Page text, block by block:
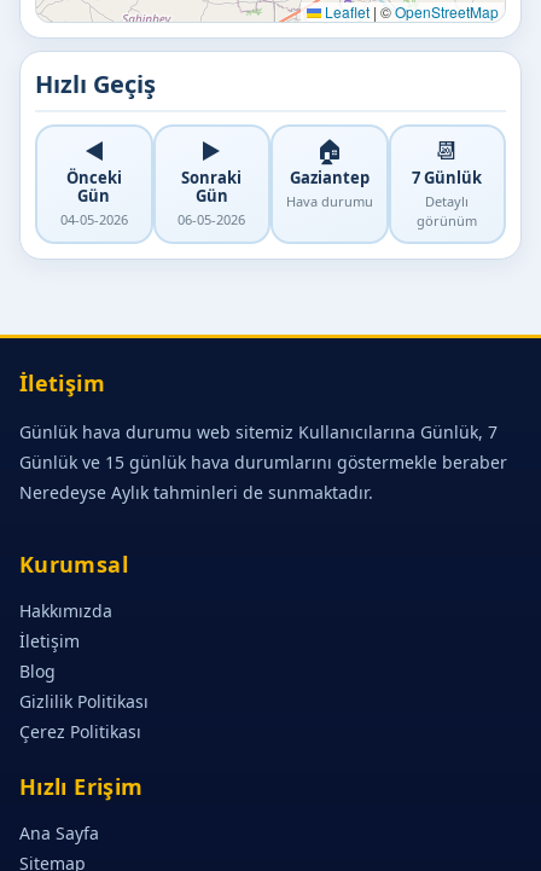
Leaflet | ©OpenStreetMap
Hızlı Geçiş
◀️
Önceki
Gün
04-05-2026
▶️
Sonraki
Gün
06-05-2026
🏠
Gaziantep
Hava durumu
📆
7 Günlük
Detaylı
görünüm
İletişim
Günlük hava durumu web sitemiz Kullanıcılarına Günlük, 7
Günlük ve 15 günlük hava durumlarını göstermekle beraber
Neredeyse Aylık tahminleri de sunmaktadır.
Kurumsal
Hakkımızda
İletişim
Blog
Gizlilik Politikası
Çerez Politikası
Hızlı Erişim
Ana Sayfa
Sitemap